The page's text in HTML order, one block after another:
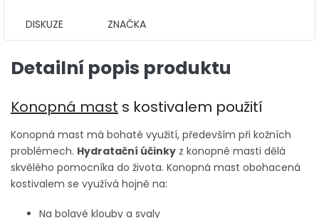
DISKUZE ZNAČKA
Detailní popis produktu
Konopná mast s kostivalem použití
Konopná mast má bohaté využití, především při kožních
problémech. Hydratační účinky z konopné masti dělá
skvělého pomocníka do života. Konopná mast obohacená
kostivalem se využívá hojně na:
Na bolavé klouby a svaly